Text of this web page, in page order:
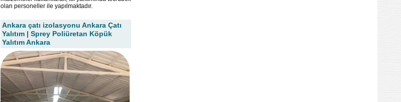
olan personeller ile yapılmaktadır.
Ankara çatı izolasyonu Ankara Çatı
Yalıtım | Sprey Poliüretan Köpük
Yalıtım Ankara